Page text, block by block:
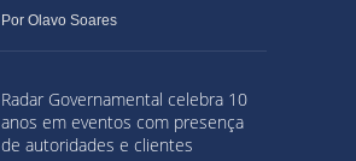
Por Olavo Soares
Radar Governamental celebra 10
anos em eventos com presença
de autoridades e clientes